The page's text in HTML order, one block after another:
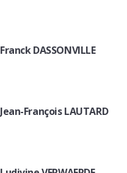
Franck DASSONVILLE
Jean-François LAUTARD